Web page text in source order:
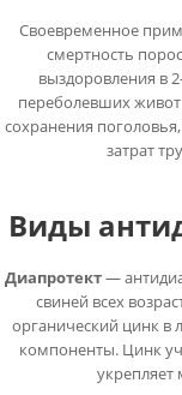
Своевременное
смертность
выздоровления в
переболевших
сохранения
затрат
Виды
Диапротект—
свиней всех
органический цинк в
компоненты. Цинк
укрепляет